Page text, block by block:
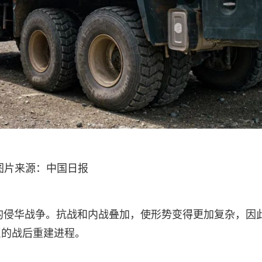
片来源：中国日报
华战争。抗战和内战叠加，使形势变得更加复杂，因
战后重建进程。